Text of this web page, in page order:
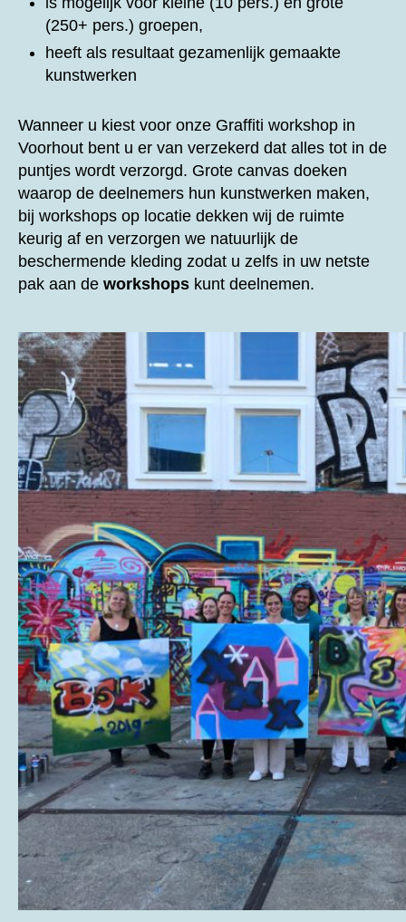
(250+ pers.) groepen,
heeft als resultaat gezamenlijk gemaakte
kunstwerken
Wanneer u kiest voor onze Graffiti workshop in
Voorhout bent u er van verzekerd dat alles tot in de
puntjes wordt verzorgd. Grote canvas doeken
waarop de deelnemers hun kunstwerken maken,
bij workshops op locatie dekken wij de ruimte
keurig af en verzorgen we natuurlijk de
beschermende kleding zodat u zelfs in uw netste
pak aan de workshops kunt deelnemen.